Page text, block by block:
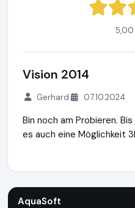
5,00
Vision 2014
Gerhard 07.10.2024
Bin noch am Probieren.
es auch eine Möglichkeit
AquaSoft